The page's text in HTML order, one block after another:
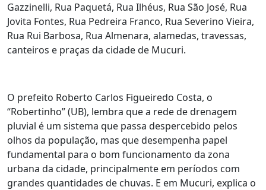
Gazzinelli, Rua Paquetá, Rua Ilhéus, Rua São José, Rua
Jovita Fontes, Rua Pedreira Franco, Rua Severino Vieira,
Rua Rui Barbosa, Rua Almenara, alamedas, travessas,
canteiros e praças da cidade de Mucuri.
O prefeito Roberto Carlos Figueiredo Costa, o
“Robertinho” (UB), lembra que a rede de drenagem
pluvial é um sistema que passa despercebido pelos
olhos da população, mas que desempenha papel
fundamental para o bom funcionamento da zona
urbana da cidade, principalmente em períodos com
grandes quantidades de chuvas. E em Mucuri, explica o